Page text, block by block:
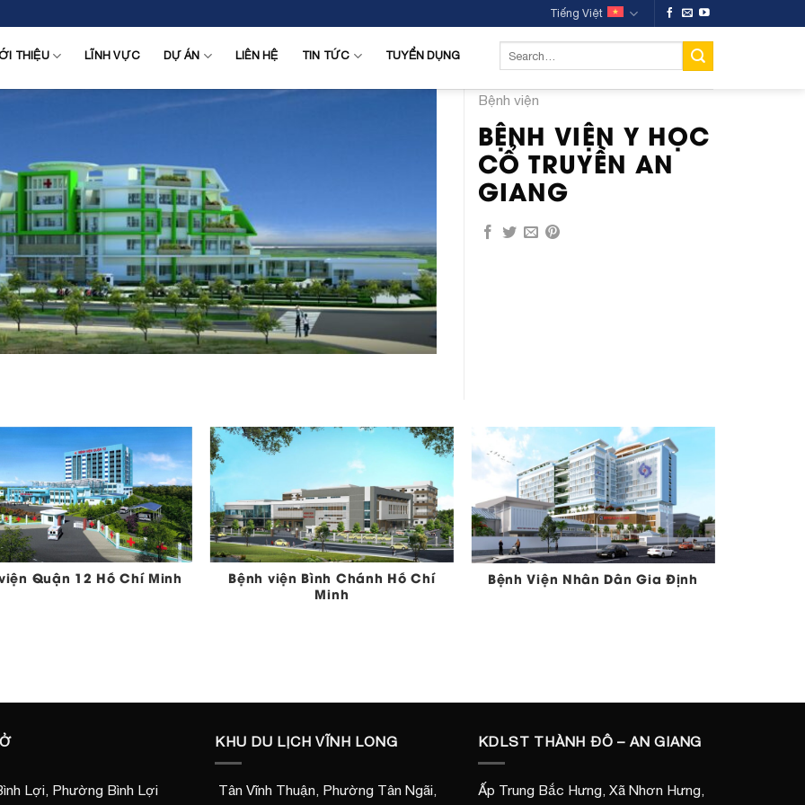
Tiếng Việt
THIỆU LĨNH VỰC DỰ ÁN LIÊN HỆ TIN TỨC TUYỂN DỤNG
Bệnh viện
BỆNH VIỆN Y HỌC
CỔ TRUYỀN AN
GIANG
Quận 12 Hồ Chí Minh
Bệnh viện Bình Chánh Hồ Chí
Minh
Bệnh Viện Nhân Dân Gia Định
Lợi, Phường Bình Lợi
KHU DU LỊCH VĨNH LONG
Tân Vĩnh Thuận, Phường Tân Ngãi,
KDLST THÀNH ĐÔ – AN GIANG
Ấp Trung Bắc Hưng, Xã Nhơn Hưng,